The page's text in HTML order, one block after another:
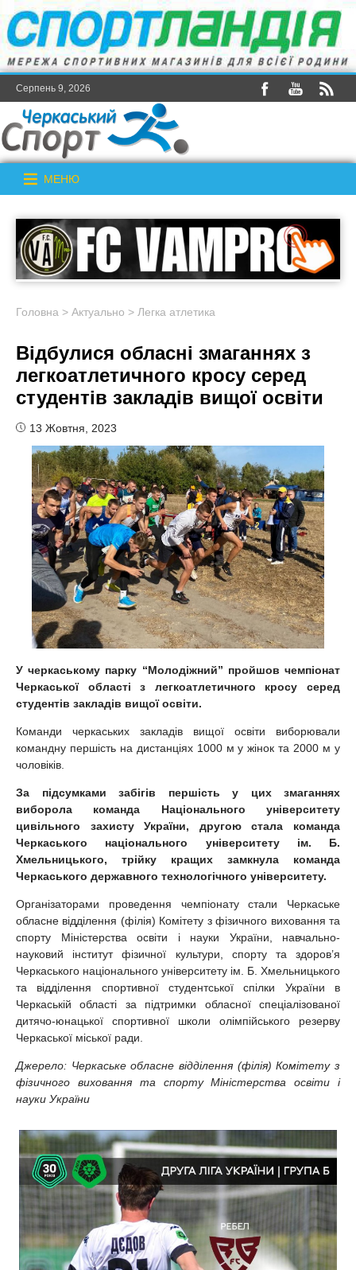
Серпень 9, 2026
МЕНЮ
Головна > Актуально > Легка атлетика
Відбулися обласні змаганнях з
легкоатлетичного кросу серед
студентів закладів вищої освіти
13 Жовтня, 2023
У черкаському парку “Молодіжний” пройшов чемпіонат
Черкаської області з легкоатлетичного кросу серед
студентів закладів вищої освіти.
Команди черкаських закладів вищої освіти виборювали
командну першість на дистанціях 1000 м у жінок та 2000 м у
чоловіків.
За підсумками забігів першість у цих змаганнях
виборола команда Національного університету
цивільного захисту України, другою стала команда
Черкаського національного університету ім. Б.
Хмельницького, трійку кращих замкнула команда
Черкаського державного технологічного університету.
Організаторами проведення чемпіонату стали Черкаське
обласне відділення (філія) Комітету з фізичного виховання та
спорту Міністерства освіти і науки України, навчально-
науковий інститут фізичної культури, спорту та здоров’я
Черкаського національного університету ім. Б. Хмельницького
та відділення спортивної студентської спілки України в
Черкаській області за підтримки обласної спеціалізованої
дитячо-юнацької спортивної школи олімпійського резерву
Черкаської міської ради.
Джерело: Черкаське обласне відділення (філія) Комітету з
фізичного виховання та спорту Міністерства освіти і
науки України